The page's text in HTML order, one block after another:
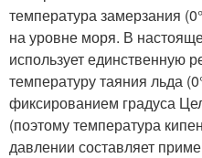
температура замерзания
на уровне моря. В
использует единственную
температуру таяния льда
фиксированием градуса
(поэтому температура
давлении составляет